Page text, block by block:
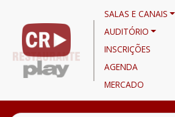
SALAS E CANAIS
AUDITÓRIO
INSCRIÇÕES
AGENDA
MERCADO